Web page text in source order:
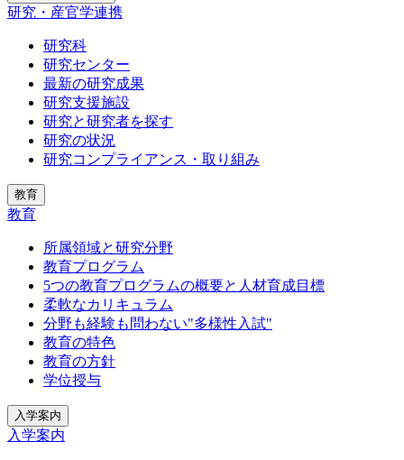
研究・産官学連携
研究科
研究センター
最新の研究成果
研究支援施設
研究と研究者を探す
研究の状況
研究コンプライアンス・取り組み
教育
教育
所属領域と研究分野
教育プログラム
5つの教育プログラムの概要と人材育成目標
柔軟なカリキュラム
分野も経験も問わない"多様性入試"
教育の特色
教育の方針
学位授与
入学案内
入学案内